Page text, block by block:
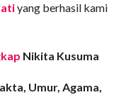
yang berhasil kami
Nikita Kusuma
Umur, Agama,